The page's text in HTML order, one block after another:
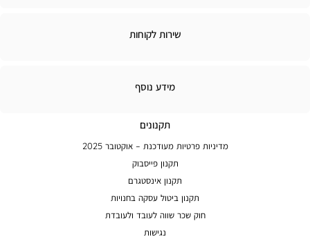
שירות לקוחות
מידע
מידע נוסף
תקנונים
מדיניות פרטיות מעודכנת – אוקטובר 2025
תקנון פייסבוק
תקנון אינסטגרם
תקנון ביטול עסקה בחנויות
חוק שכר שווה לעובד ולעובדת
נגישות